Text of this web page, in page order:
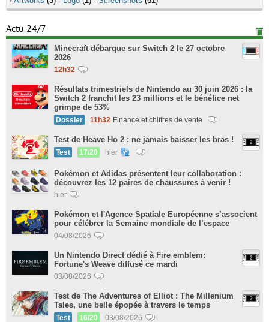
Actu 24/7
Minecraft débarque sur Switch 2 le 27 octobre
2026
12h32
Résultats trimestriels de Nintendo au 30 juin 2026 : la
Switch 2 franchit les 23 millions et le bénéfice net
grimpe de 53%
Dossier 11h32 Finance et chiffres de vente
Test de Heave Ho 2 : ne jamais baisser les bras !
Test 17/20 hier
Pokémon et Adidas présentent leur collaboration :
découvrez les 12 paires de chaussures à venir !
hier
Pokémon et l'Agence Spatiale Européenne s’associent
pour célébrer la Semaine mondiale de l’espace
04/08/2026
Un Nintendo Direct dédié à Fire emblem:
Fortune's Weave diffusé ce mardi
03/08/2026
Test de The Adventures of Elliot : The Millenium
Tales, une belle épopée à travers le temps
Test 16/20 03/08/2026